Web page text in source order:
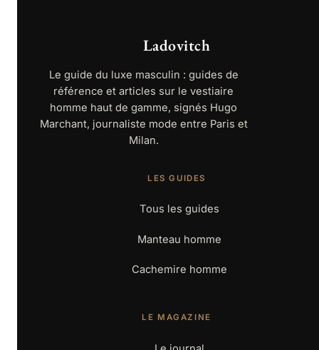
Ladovitch
Le guide du luxe masculin : guides de
référence et articles sur le vestiaire
homme haut de gamme, signés Hugo
Marchant, journaliste mode entre Paris et
Milan.
LES GUIDES
Tous les guides
Manteau homme
Cachemire homme
LE MAGAZINE